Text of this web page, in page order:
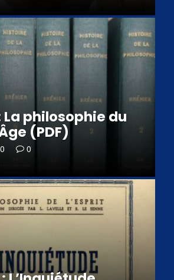
La philosophie du
(PDF)
0